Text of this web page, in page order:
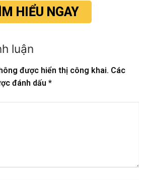
HIỂU NGAY
luận
được hiển thị công khai. Các
đánh dấu *